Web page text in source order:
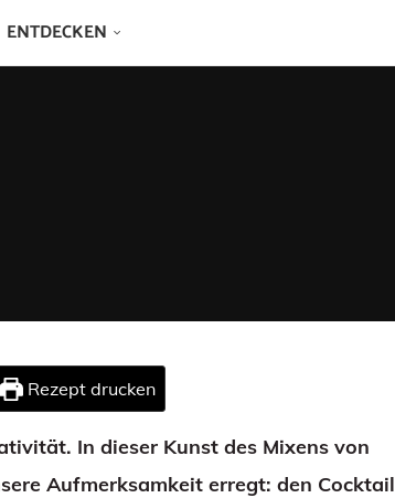
ENTDECKEN
Rezept drucken
In dieser Kunst des Mixens von
Aufmerksamkeit erregt: den Cocktail